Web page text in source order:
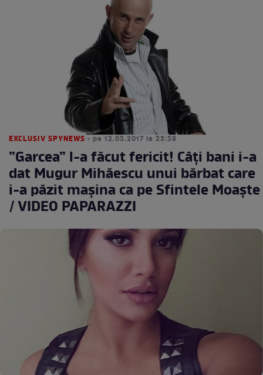
EXCLUSIV SPYNEWS • pe 12.05.2017 la 23:59
”Garcea” l-a făcut fericit! Câţi bani i-a
dat Mugur Mihăescu unui bărbat care
i-a păzit maşina ca pe Sfintele Moaște
/ VIDEO PAPARAZZI